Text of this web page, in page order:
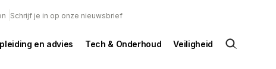
Schrijf je in op onze nieuwsbrief
en advies Tech & Onderhoud Veiligheid